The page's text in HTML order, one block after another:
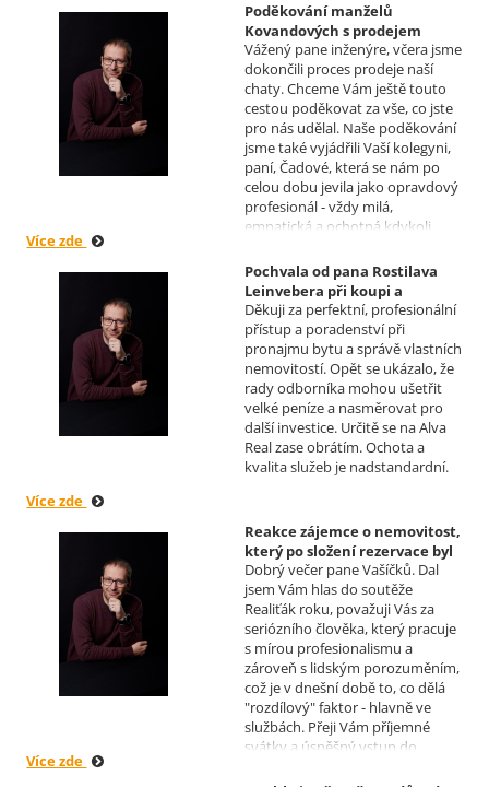
Poděkování manželů
Kovandových s prodejem
chaty v Osové Bítýšce
Realizoval makléř: David
Vašíček
Vážený pane inženýre, včera jsme
dokončili proces prodeje naší
chaty. Chceme Vám ještě touto
cestou poděkovat za vše, co jste
pro nás udělal. Naše poděkování
jsme také vyjádřili Vaší kolegyni,
paní, Čadové, která se nám po
celou dobu jevila jako opravdový
profesionál - vždy milá,
empatická a ochotná kdykoli
problému. Vaše společnost i Vy v
nás získáváte opravdu spokojené
klienty, kteří budou vaše služby
vždy doporučovat každému, kdo
je potřebuje. Věřím, že se na Vás
budeme moci obrátit i v případě
prodeje, který plánujeme v
budoucnu uskutečnit. Se
srdečným pozdravem a přáním
mnoho zdraví i úspěchů Vám
přejí manželé Kovandovi
Více zde
Pochvala od pana Rostilava
Leinvebera při koupi a
následném pronájmu
investiční nemovitosti
Realizoval makléř: David
Vašíček
Děkuji za perfektní, profesionální
přístup a poradenství při
pronajmu bytu a správě vlastních
nemovitostí. Opět se ukázalo, že
rady odborníka mohou ušetřit
velké peníze a nasměrovat pro
další investice. Určitě se na Alva
Real zase obrátím. Ochota a
kvalita služeb je nadstandardní.
Více zde
Reakce zájemce o nemovitost,
který po složení rezervace byl
nucen od koupi odstoupit.
Realizoval makléř: David
Vašíček
Dobrý večer pane Vašíčků. Dal
jsem Vám hlas do soutěže
Realiťák roku, považuji Vás za
seriózního člověka, který pracuje
s mírou profesionalismu a
zároveň s lidským porozuměním,
což je v dnešní době to, co dělá
"rozdílový" faktor - hlavně ve
službách. Přeji Vám příjemné
svátky a úspěšný vstup do
Více zde